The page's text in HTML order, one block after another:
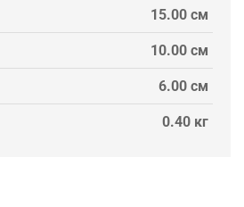
15.00 см
10.00 см
6.00 см
0.40 кг